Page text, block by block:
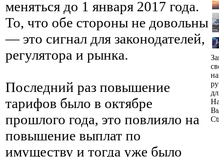
меняться до 1 января 2017 года.
То, что обе стороны не довольны
— это сигнал для законодателей,
регулятора и рынка.
Последний раз повышение
тарифов было в октябре
прошлого года, это повлияло на
повышение выплат по
имуществу и тогда уже было